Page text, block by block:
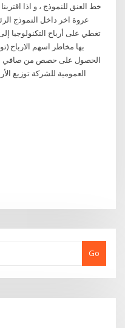
خط العنق للنموذج ، و اذا
عروة اخر داخل النموذج
بها مخاطر اسهم الارباح
الحصول على حصص من صافي
العمومية للشركة توزيع
Go